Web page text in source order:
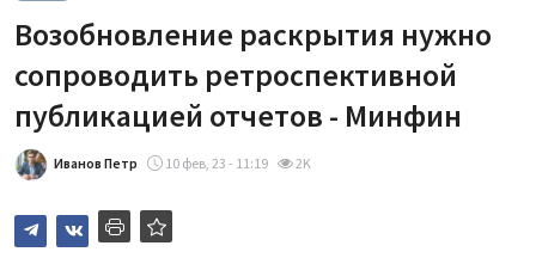
Статьи
Авторы
Архив
Возобновление раскрытия нужно
сопроводить ретроспективной
публикацией отчетов - Минфин
Иванов Петр 10 фев, 23 - 11:19 2K